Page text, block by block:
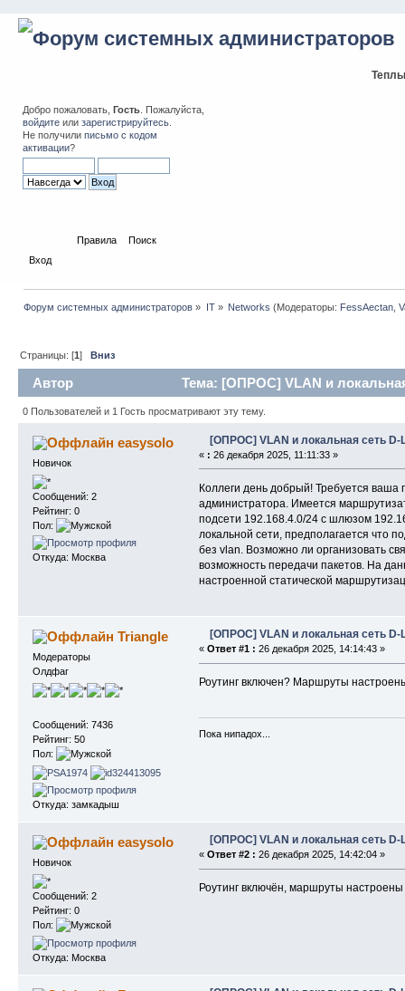
Добро пожаловать, Гость . Пожалуйста,
войдите или зарегистрируйтесь
Не получили письмо с кодом
активации?
Правила
Поиск
Вход
Форум системных администраторов » IT» Networks (Модераторы: FessAectan,
Страницы: [1]Вниз
Автор Тема: [ОПРОС] VLAN и
0 Пользователей и 1 Гость просматривают эту тему.
easysolo
Новичок
Сообщений: 2
Рейтинг: 0
Пол:
Откуда: Москва
[ОПРОС] VLAN и локальная сеть D-
« : 26 декабря 2025, 11:11:33 »
Коллеги день добрый! Требуется
администратора. Имеется
подсети 192.168.4.0/24 с шлюзом
локальной сети, предполагается что
без vlan. Возможно ли организовать
возможность передачи пакетов. На
настроенной статической
Triangle
Модераторы
Олдфаг
Сообщений: 7436
Рейтинг: 50
Пол:
Откуда: замкадыш
[ОПРОС] VLAN и локальная сеть D-
« Ответ #1 : 26 декабря 2025, 14:14:43 »
Роутинг включен? Маршруты
Пока нипадох...
easysolo
Новичок
Сообщений: 2
Рейтинг: 0
Пол:
Откуда: Москва
[ОПРОС] VLAN и локальная сеть D-
« Ответ #2 : 26 декабря 2025, 14:42:04 »
Роутинг включён, маршруты настроены